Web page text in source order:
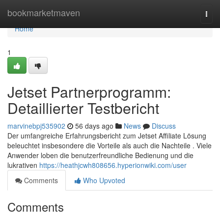
bookmarketmaven
Home
Home
1
Jetset Partnerprogramm:
Detaillierter Testbericht
marvinebpj535902 56 days ago News
Discuss
Der umfangreiche Erfahrungsbericht zum Jetset Affiliate Lösung
beleuchtet insbesondere die Vorteile als auch die Nachteile . Viele
Anwender loben die benutzerfreundliche Bedienung und die
lukrativen https://heathjcwh808656.hyperionwiki.com/user
Comments
Who Upvoted
Comments